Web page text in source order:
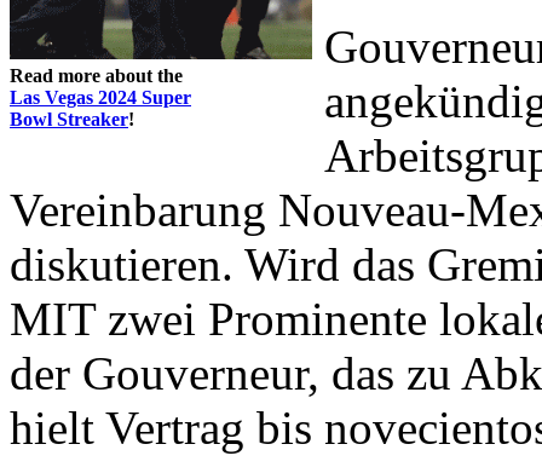
Read more about the
Las Vegas 2024 Super
Bowl Streaker!
Vereinbarung Nouveau-
diskutieren. Wird das
MIT zwei Prominente
der Gouverneur, das zu
hielt Vertrag bis